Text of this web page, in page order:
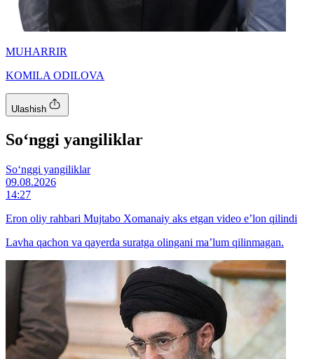
MUHARRIR
KOMILA ODILOVA
Ulashish
So‘nggi yangiliklar
So‘nggi yangiliklar
09.08.2026
14:27
Eron oliy rahbari Mujtabo Xomanaiy aks etgan video e’lon qilindi
Lavha qachon va qayerda suratga olingani ma’lum qilinmagan.